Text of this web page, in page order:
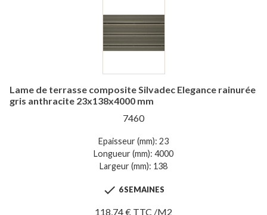
Lame de terrasse composite Silvadec Elegance rainurée
gris anthracite 23x138x4000 mm
7460
Epaisseur (mm): 23
Longueur (mm): 4000
Largeur (mm): 138
 6 SEMAINES
118,74 € TTC /M2